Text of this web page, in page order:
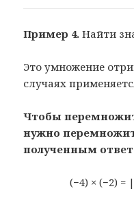
Пример 4. Найти
Это умножение
случаях
Чтобы
нужно
полученным
(−4) × (−2) =